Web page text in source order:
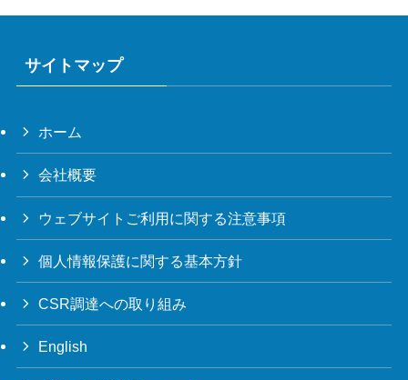
サイトマップ
ホーム
会社概要
ウェブサイトご利用に関する注意事項
個人情報保護に関する基本方針
CSR調達への取り組み
English